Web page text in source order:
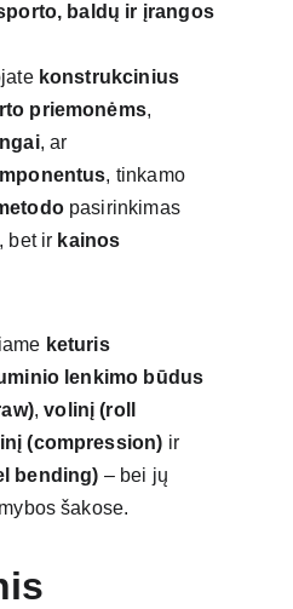
baldų ir įrangos
konstrukcinius
priemonėms,
, ar
, tinkamo
pasirinkimas
bet ir kainos
keturis
lenkimo būdus
, volinį (roll
(compression) ir
bending) – bei jų
šakose.